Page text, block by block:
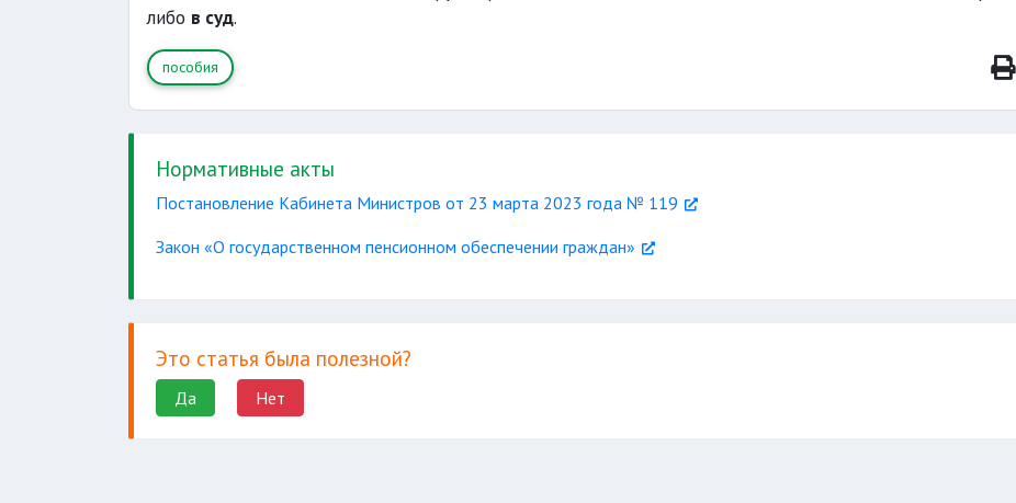
либо в суд.
пособия
Нормативные акты
Постановление Кабинета Министров от 23 марта 2023 года № 119
Закон «О государственном пенсионном обеспечении граждан»
Это статья была полезной?
Да Нет